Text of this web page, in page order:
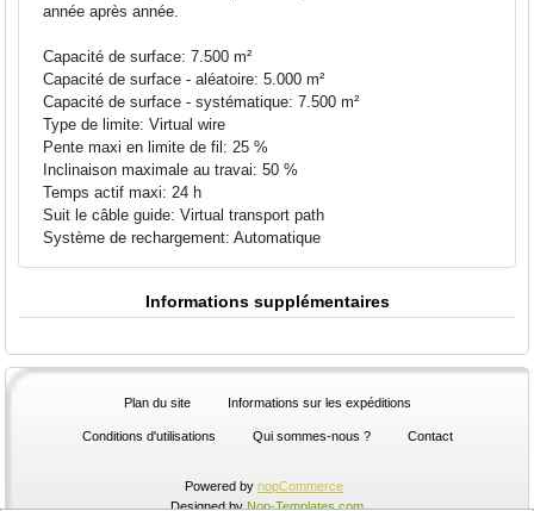
année après année.
Capacité de surface: 7.500 m²
Capacité de surface - aléatoire: 5.000 m²
Capacité de surface - systématique: 7.500 m²
Type de limite: Virtual wire
Pente maxi en limite de fil: 25 %
Inclinaison maximale au travai: 50 %
Temps actif maxi: 24 h
Suit le câble guide: Virtual transport path
Système de rechargement: Automatique
Informations supplémentaires
Plan du site Informations sur les expéditions
Conditions d'utilisations Qui sommes-nous ? Contact
Powered by nopCommerce
Designed byNop-Templates.com